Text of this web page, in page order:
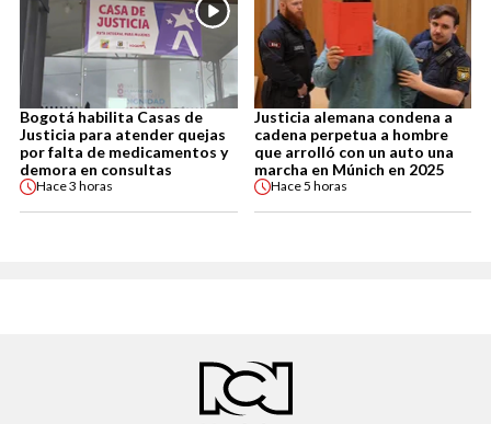
Bogotá habilita Casas de
Justicia para atender quejas
por falta de medicamentos y
demora en consultas
Hace3 horas
Justicia alemana condena a
cadena perpetua a hombre
que arrolló con un auto una
marcha en Múnich en 2025
Hace5 horas